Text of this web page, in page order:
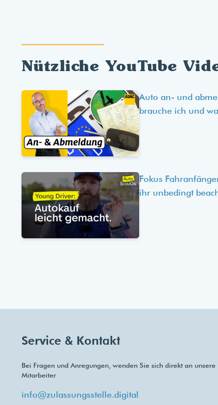
Nützliche YouTube
Auto an- und
brauche ich und
Fokus
ihr unbedingt
Service & Kontakt
Bei Fragen und Anregungen, wenden Sie sich direkt an unsere
Mitarbeiter
info@zulassungsstelle.digital